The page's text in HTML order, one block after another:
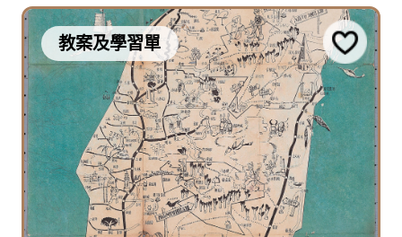
教案及學習單